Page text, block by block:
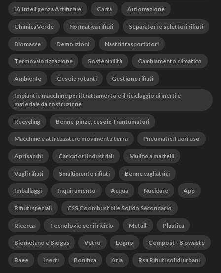
IA Intelligenza Artificiale Carta Automazione
Chimica Verde Normativa rifiuti Separatori e selettori rifiuti
Biomasse Demolizioni Nastri trasportatori
Termovalorizzazione Sostenibilità Cambiamento climatico
Ambiente Cesoie rotanti Gestione rifiuti
Impianti e macchine per il trattamento e il riciclaggio di inerti e
materiale da costruzione
Recycling Benne, pinze, cesoie, frantumatori
Macchine e attrezzature movimento terra Pneumatici fuori uso
Aprisacchi Caricatori industriali Mulino a martelli
Vagli rifiuti Smaltimento rifiuti Benne vagliatrici
Imballaggi Inquinamento Acqua Nucleare App
Rifiuti speciali CSS Coombustibile Solido Secondario
Ricerca Tecnologie per il riciclo Metalli Plastica
Biometano e Biogas Vetro Legno Compost - Biowaste
Raee Inerti Bonifica Aria Rsu Rifiuti solidi urbani